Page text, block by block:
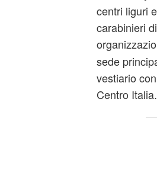
centri liguri
carabinieri
sede
vestiario
Centro Italia.